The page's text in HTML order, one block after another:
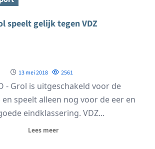
speelt gelijk tegen VDZ
13 mei 2018 2561
- Grol is uitgeschakeld voor de
speelt alleen nog voor de eer en
eindklassering. VDZ...
Lees meer